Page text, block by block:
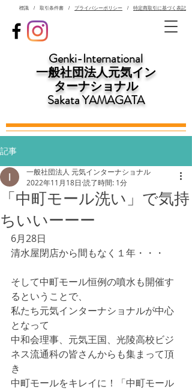
Genki-International
一般社団法人元気イン
ターナショナル
Sakata YAMAGATA
標識 / 取引条件書 / プライバシーポリシー / ​ 特定商取引に基づく表記
記事
「中町モール洗い」で気持
ちいいーーー
一般社団法人 元気インターナショナル
2022年11月18日 読了時間: 1分
6月28日
清水屋閉店から間もなく１年・・・
そして中町モール恒例の噴水も開催す
るということで、
私たち元気インターナショナルが中心
となって
中和会理事、元気王国、光陵高校ビジ
ネス流通科の皆さんからも集まって頂
き
中町モールをキレイに！「中町モール